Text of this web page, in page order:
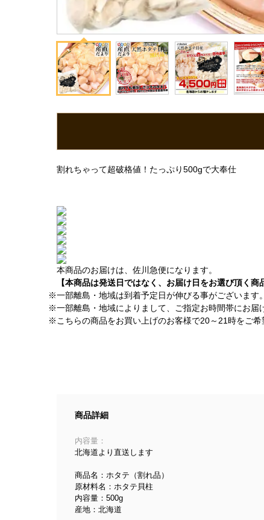
割れちゃって超破格値！たっぷり500gで大奉仕
本商品のお届けは、佐川急便になります。
【本商品は発送日ではなく、お届け日をお選び頂く
※一部離島・地域は到着予定日が伸びる事がございます
※一部離島・地域によりまして、ご指定お時間帯にお届
※こちらの商品をお買い上げのお客様で20～21時をご
商品詳細
内容量：
北海道より直送します
商品名：ホタテ（割れ品）
原材料名：ホタテ貝柱
内容量：500g
産地：北海道